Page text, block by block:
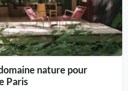
nature pour
Paris